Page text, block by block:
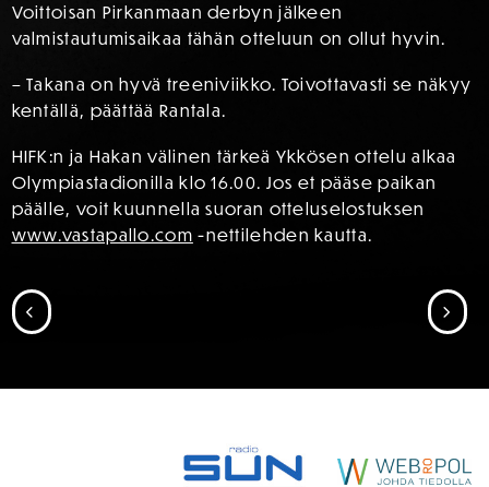
Voittoisan Pirkanmaan derbyn jälkeen
valmistautumisaikaa tähän otteluun on ollut hyvin.
– Takana on hyvä treeniviikko. Toivottavasti se näkyy
kentällä, päättää Rantala.
HIFK:n ja Hakan välinen tärkeä Ykkösen ottelu alkaa
Olympiastadionilla klo 16.00. Jos et pääse paikan
päälle, voit kuunnella suoran otteluselostuksen
www.vastapallo.com -nettilehden kautta.
SIIRRY EDELLISEEN